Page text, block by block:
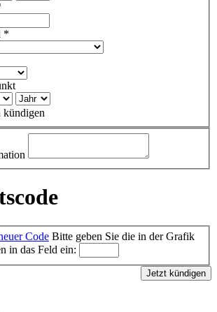
*
kündigen
neuer Code Bitte geben Sie die in der Grafik
in das Feld ein: